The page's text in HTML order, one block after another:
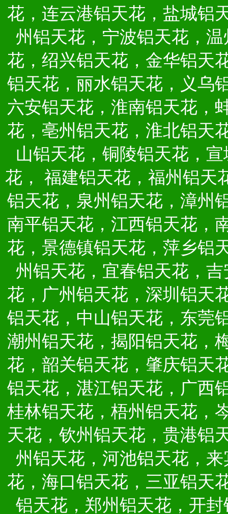
花，连云港铝天花，盐城铝
州铝天花，宁波铝天花，
花，绍兴铝天花，金华铝天
铝天花，丽水铝天花，义乌
六安铝天花，淮南铝天花，
花，亳州铝天花，淮北铝天
山铝天花，铜陵铝天花，
花，
福建铝天花，福州铝天
铝天花，泉州铝天花，漳州
南平铝天花，江西铝天花，
花，景德镇铝天花，萍乡铝
州铝天花，宜春铝天花，
花，广州铝天花，深圳铝天
铝天花，中山铝天花，东莞
潮州铝天花，揭阳铝天花，
花，韶关铝天花，肇庆铝天
铝天花，湛江铝天花，广西
桂林铝天花，梧州铝天花，
天花，钦州铝天花，贵港铝
州铝天花，河池铝天花，
花，海口铝天花，三亚铝天
铝天花，郑州铝天花，开